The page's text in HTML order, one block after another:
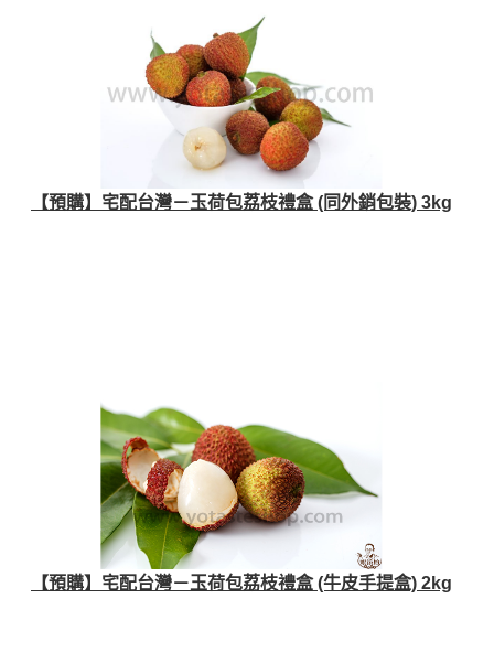
【預購】宅配台灣－玉荷包荔枝禮盒 (同外銷包裝) 3kg
【預購】宅配台灣－玉荷包荔枝禮盒 (牛皮手提盒) 2kg